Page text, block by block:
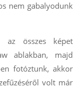
nem gabalyodunk
az összes képet
ablakban, majd
fotóztunk, akkor
volt már